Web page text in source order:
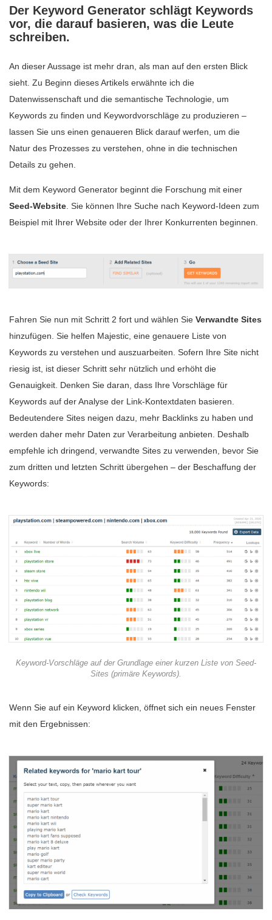
Der Keyword Generator schlägt Keywords
vor, die darauf basieren, was die Leute
schreiben.
An dieser Aussage ist mehr dran, als man auf den ersten Blick
sieht. Zu Beginn dieses Artikels erwähnte ich die
Datenwissenschaft und die semantische Technologie, um
Keywords zu finden und Keywordvorschläge zu produzieren –
lassen Sie uns einen genaueren Blick darauf werfen, um die
Natur des Prozesses zu verstehen, ohne in die technischen
Details zu gehen.
Mit dem Keyword Generator beginnt die Forschung mit einer
Seed-Website . Sie können Ihre Suche nach Keyword-Ideen zum
Beispiel mit Ihrer Website oder der Ihrer Konkurrenten beginnen.
Fahren Sie nun mit Schritt 2 fort und wählen Sie Verwandte Sites
hinzufügen. Sie helfen Majestic, eine genauere Liste von
Keywords zu verstehen und auszuarbeiten. Sofern Ihre Site nicht
riesig ist, ist dieser Schritt sehr nützlich und erhöht die
Genauigkeit. Denken Sie daran, dass Ihre Vorschläge für
Keywords auf der Analyse der Link-Kontextdaten basieren.
Bedeutendere Sites neigen dazu, mehr Backlinks zu haben und
werden daher mehr Daten zur Verarbeitung anbieten. Deshalb
empfehle ich dringend, verwandte Sites zu verwenden, bevor Sie
zum dritten und letzten Schritt übergehen – der Beschaffung der
Keywords:
Keyword-Vorschläge auf der Grundlage einer kurzen Liste von Seed-
Sites (primäre Keywords).
Wenn Sie auf ein Keyword klicken, öffnet sich ein neues Fenster
mit den Ergebnissen: